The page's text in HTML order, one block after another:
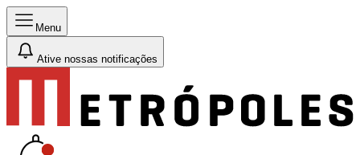
Menu
Ative nossas notificações